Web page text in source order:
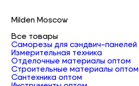
Milden Moscow
Все товары
Саморезы для сэндвич-панелей
Измерительная техника
Отделочные материалы оптом
Строительные материалы оптом
Сантехника оптом